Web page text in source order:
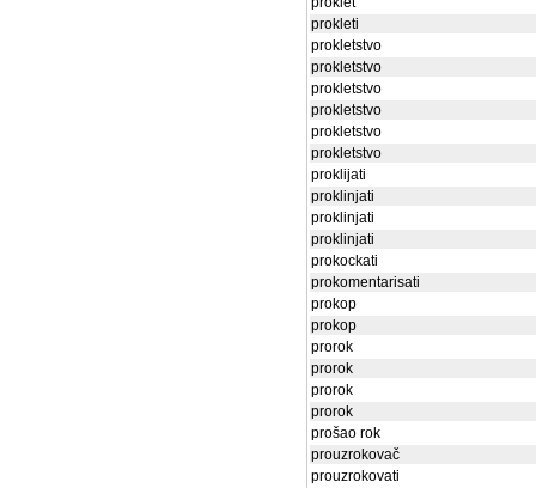
prokleti
prokletstvo
prokletstvo
prokletstvo
prokletstvo
prokletstvo
prokletstvo
proklijati
proklinjati
proklinjati
proklinjati
prokockati
prokomentarisati
prokop
prokop
prorok
prorok
prorok
prorok
prošao rok
prouzrokovač
prouzrokovati